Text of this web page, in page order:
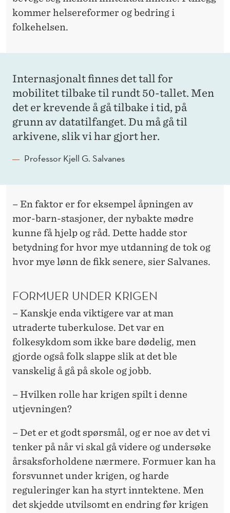
kommer helsereformer og bedring i
folkehelsen.
Internasjonalt finnes det tall for
mobilitet tilbake til rundt 50-tallet. Men
det er krevende å gå tilbake i tid, på
grunn av datatilfanget. Du må gå til
arkivene, slik vi har gjort her.
Professor Kjell G. Salvanes
– En faktor er for eksempel åpningen av
mor-barn-stasjoner, der nybakte mødre
kunne få hjelp og råd. Dette hadde stor
betydning for hvor mye utdanning de tok og
hvor mye lønn de fikk senere, sier Salvanes.
FORMUER UNDER KRIGEN
– Kanskje enda viktigere var at man
utraderte tuberkulose. Det var en
folkesykdom som ikke bare dødelig, men
gjorde også folk slappe slik at det ble
vanskelig å gå på skole og jobb.
– Hvilken rolle har krigen spilt i denne
utjevningen?
– Det er et godt spørsmål, og er noe av det vi
tenker på når vi skal gå videre og undersøke
årsaksforholdene nærmere. Formuer kan ha
forsvunnet under krigen, og harde
reguleringer kan ha styrt inntektene. Men
det skjedde utvilsomt en endring før krigen